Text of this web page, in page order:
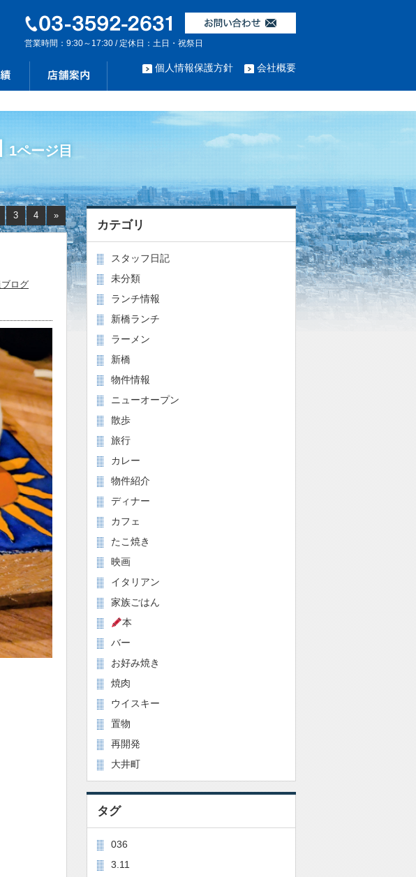
営業時間：9:30～17:30 / 定休日：土日・祝祭日
個人情報保護方針 会社概要
1ページ目
3 4 »
ログ
カテゴリ
スタッフ日記
未分類
ランチ情報
新橋ランチ
ラーメン
新橋
物件情報
ニューオープン
散歩
旅行
カレー
物件紹介
ディナー
カフェ
たこ焼き
映画
イタリアン
家族ごはん
本
バー
お好み焼き
焼肉
ウイスキー
置物
再開発
大井町
タグ
036
3.11